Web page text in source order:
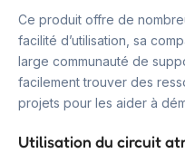
Ce produit offre de
facilité d’utilisation, sa
large communauté de
facilement trouver des
projets pour les aider à
Utilisation du circuit